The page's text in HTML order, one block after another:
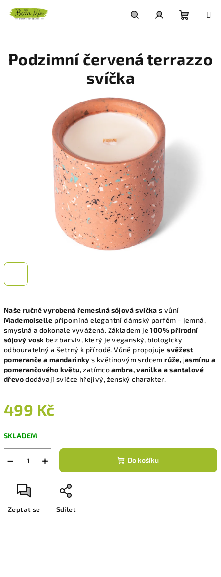
košík
Naše ručně vyrobená řemeslná sójová svíčka s vůní
Mademoiselle připomíná elegantní dámský parfém – jemná,
smyslná a dokonale vyvážená. Základem je100% přírodní
sójový vosk bez barviv, který jeveganský, biologicky
odbouratelný a šetrný k přírodě.Vůně propojujesvěžest
pomeranče a mandarinky s květinovým srdcemrůže, jasmínu a
pomerančového květu, zatímco ambra, vanilka a santalové
dřevododávají svíčce hřejivý, ženský charakter.
499 Kč
cena:
SKLADEM
+
− Do košíku
Zeptat se Sdílet
Podzimní červená terrazzo
svíčka